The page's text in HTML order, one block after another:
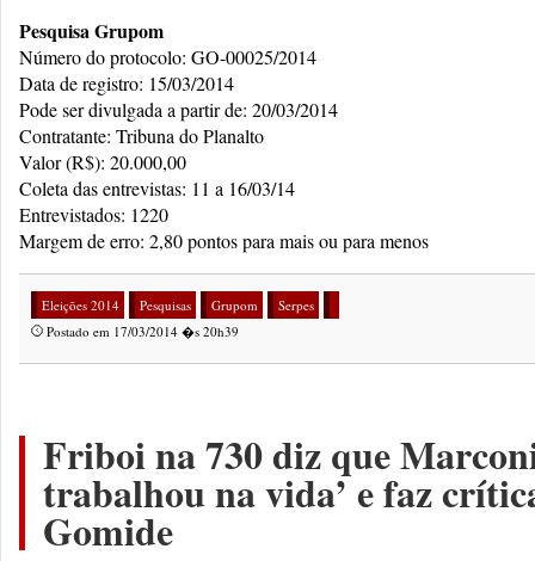
Pesquisa Grupom
Número do protocolo: GO-00025/2014
Data de registro: 15/03/2014
Pode ser divulgada a partir de: 20/03/2014
Contratante: Tribuna do Planalto
Valor (R$): 20.000,00
Coleta das entrevistas: 11 a 16/03/14
Entrevistados: 1220
Margem de erro: 2,80 pontos para mais ou para menos
Eleições 2014 Pesquisas Grupom
Serpes
Postado em 17/03/2014 �s 20h39
Friboi na 730 diz que
trabalhou na vida’ e faz
Gomide